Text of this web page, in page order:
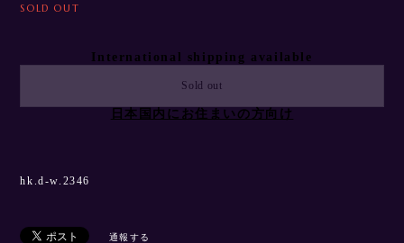
SOLD OUT
International shipping available
Sold out
日本国内にお住まいの方向け
hk.d-w.2346
通報する